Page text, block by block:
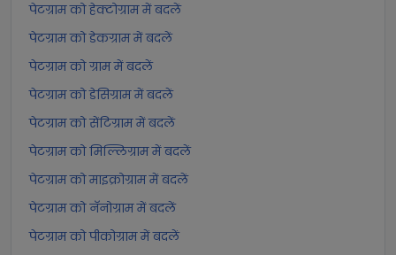
पेटग्राम को हेक्टोग्राम में बदलें
पेटग्राम को डेकग्राम में बदलें
पेटग्राम को ग्राम में बदलें
पेटग्राम को डेसिग्राम में बदलें
पेटग्राम को सेंटिग्राम में बदलें
पेटग्राम को मिल्लिग्राम में बदलें
पेटग्राम को माइक्रोग्राम में बदलें
पेटग्राम को नॅनोग्राम में बदलें
पेटग्राम को पीकोग्राम में बदलें